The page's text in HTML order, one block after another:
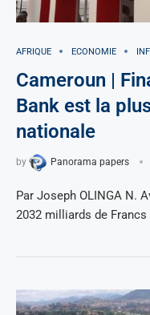
AFRIQUE ECONOMIE
Cameroun |
Bank est la
nationale
by Panorama papers
Par Joseph OLINGA N.
2032 milliards de